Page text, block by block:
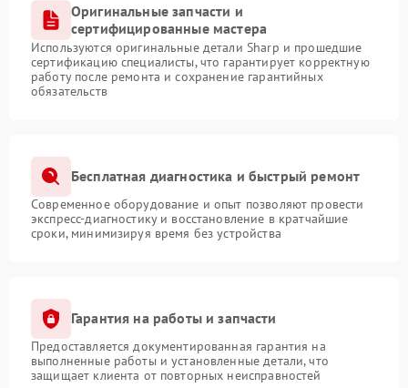
Оригинальные запчасти и
сертифицированные мастера
Используются оригинальные детали Sharp и прошедшие
сертификацию специалисты, что гарантирует корректную
работу после ремонта и сохранение гарантийных
обязательств
Бесплатная диагностика и быстрый ремонт
Современное оборудование и опыт позволяют провести
экспресс-диагностику и восстановление в кратчайшие
сроки, минимизируя время без устройства
Гарантия на работы и запчасти
Предоставляется документированная гарантия на
выполненные работы и установленные детали, что
защищает клиента от повторных неисправностей